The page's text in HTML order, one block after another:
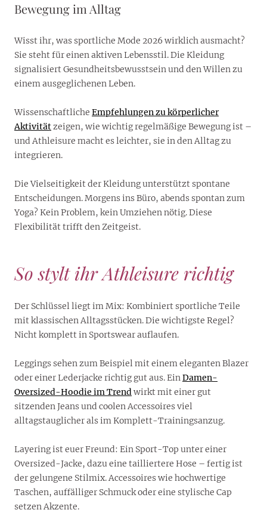
Bewegung im Alltag
Wisst ihr, was sportliche Mode 2026 wirklich ausmacht?
Sie steht für einen aktiven Lebensstil. Die Kleidung
signalisiert Gesundheitsbewusstsein und den Willen zu
einem ausgeglichenen Leben.
Wissenschaftliche Empfehlungen zu körperlicher
Aktivitätzeigen, wie wichtig regelmäßige Bewegung ist –
und Athleisure macht es leichter, sie in den Alltag zu
integrieren.
Die Vielseitigkeit der Kleidung unterstützt spontane
Entscheidungen. Morgens ins Büro, abends spontan zum
Yoga? Kein Problem, kein Umziehen nötig. Diese
Flexibilität trifft den Zeitgeist.
So stylt ihr Athleisure richtig
Der Schlüssel liegt im Mix: Kombiniert sportliche Teile
mit klassischen Alltagsstücken. Die wichtigste Regel?
Nicht komplett in Sportswear auflaufen.
Leggings sehen zum Beispiel mit einem eleganten Blazer
oder einer Lederjacke richtig gut aus. EinDamen-
Oversized-Hoodie im Trendwirkt mit einer gut
sitzenden Jeans und coolen Accessoires viel
alltagstauglicher als im Komplett-Trainingsanzug.
Layering ist euer Freund: Ein Sport-Top unter einer
Oversized-Jacke, dazu eine tailliertere Hose – fertig ist
der gelungene Stilmix. Accessoires wie hochwertige
Taschen, auffälliger Schmuck oder eine stylische Cap
setzen Akzente.